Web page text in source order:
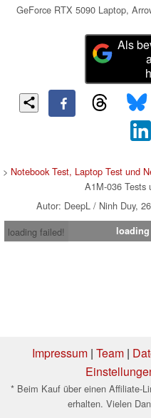
GeForce RTX 5090 Laptop,
Als
> Notebook Test, Laptop Test und
A1M-036 Tests
Autor: DeepL / Ninh Duy,
loading failed!
Impressum| Team|
* Beim Kauf über einen Affiliate-
erhalten. Vielen